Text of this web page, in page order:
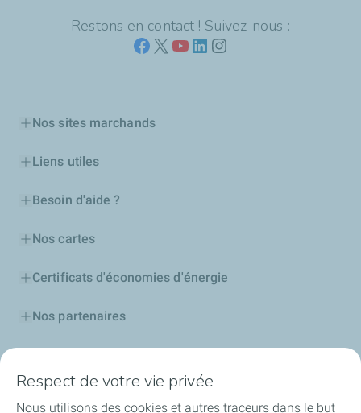
Restons en contact ! Suivez-nous :
Nos sites marchands
Liens utiles
Besoin d'aide ?
Nos cartes
Certificats d'économies d'énergie
Nos partenaires
Accessibilité
Respect de votre vie privée
Nous utilisons des cookies et autres traceurs dans le but